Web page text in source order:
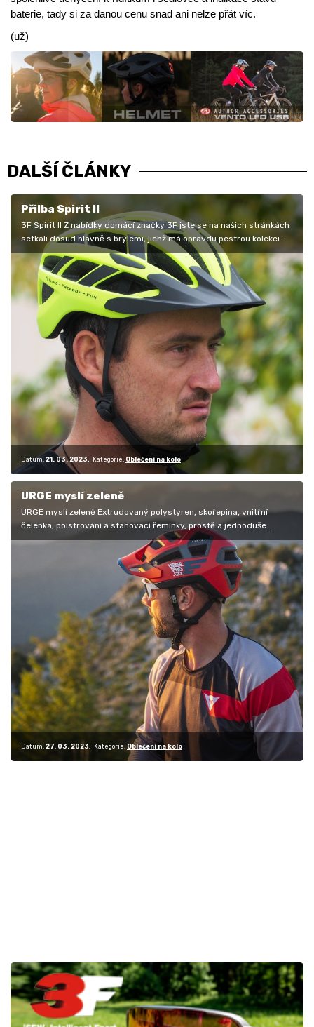
baterie, tady si za danou cenu snad ani nelze přát víc.
(už)
DALŠÍ ČLÁNKY
Přilba Spirit II
3F Spirit II Z nabídky domácí značky 3F jste se na našich stránkách
setkali dosud hlavně s brýlemi, jichž má opravdu pestrou kolekci
pro…
Datum: 21. 03. 2023 Kategorie: Oblečení na kolo
URGE myslí zeleně
URGE myslí zeleně Extrudovaný polystyren, skořepina, vnitřní
čelenka, polstrování a stahovací řemínky, prostě a jednoduše
cyklistická…
Datum: 27. 03. 2023 Kategorie: Oblečení na kolo